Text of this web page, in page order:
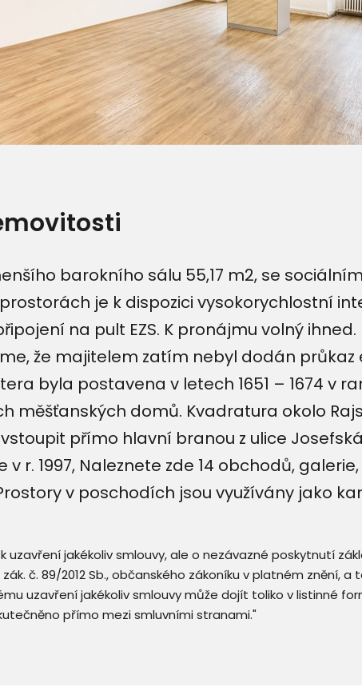
barokního sálu 55,17 m2, se
prostorách je k dispozici vysokorychlostní
na pult EZS. K pronájmu volný ihned.
že majitelem zatím nebyl dodán
byla postavena v letech 1651 – 1674 v
měšťanských domů. Kvadratura okolo
přímo hlavní branou z ulice
v r. 1997, Naleznete zde 14 obchodů,
v poschodích jsou využívány jako
uzavření jakékoliv smlouvy, ale o nezávazné poskytnutí
zák. č. 89/2012 Sb., občanského zákoníku v platném znění,
uzavření jakékoliv smlouvy může dojít toliko v listinné
přímo mezi smluvními stranami."